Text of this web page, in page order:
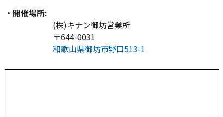
・開催場所:
(株)キナン御坊営業所
〒644-0031
和歌山県御坊市野口513-1